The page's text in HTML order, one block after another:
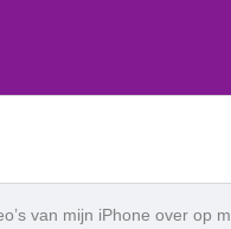
van mijn iPhone over op